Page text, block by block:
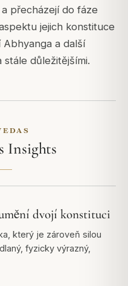
přecházejí do fáze
jejich konstituce
a další
důležitějšími.
Insights
dvojí konstituci
který je zároveň silou
fyzicky výrazný,